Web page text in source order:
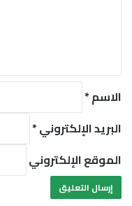
*
الاسم*
البريد الإلكتروني*
الموقع الإلكتروني